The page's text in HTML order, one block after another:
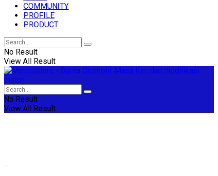
COMMUNITY
PROFILE
PRODUCT
No Result
View All Result
No Result
View All Result